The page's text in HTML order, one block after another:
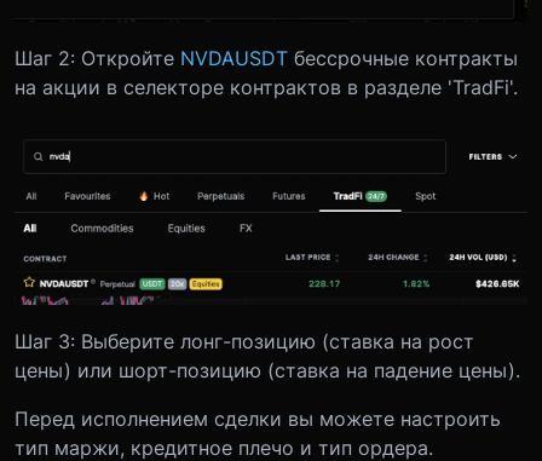
Шаг 2: Откройте NVDAUSDT бессрочные контракты
на акции в селекторе контрактов в разделе 'TradFi'.
Шаг 3: Выберите лонг-позицию (ставка на рост
цены) или шорт-позицию (ставка на падение цены).
Перед исполнением сделки вы можете настроить
тип маржи, кредитное плечо и тип ордера.